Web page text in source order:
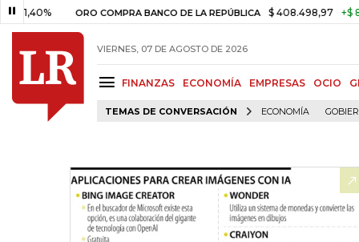
ORO COMPRA BANCO DE LA REPÚBLICA $ 408.498,97 +$ 8.753,81
VIERNES, 07 DE AGOSTO DE 2026
FINANZAS ECONOMÍA EMPRESAS OCIO
TEMAS DE CONVERSACIÓN ECONOMÍA